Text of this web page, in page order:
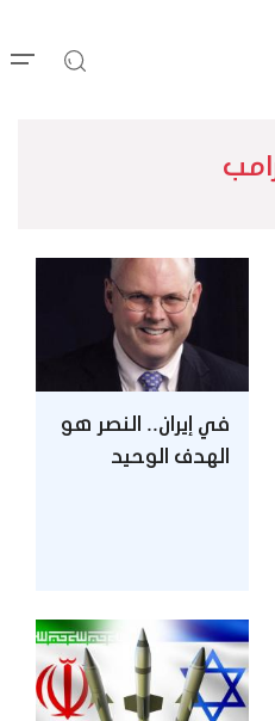
في إيران.. النصر هو
الهدف الوحيد